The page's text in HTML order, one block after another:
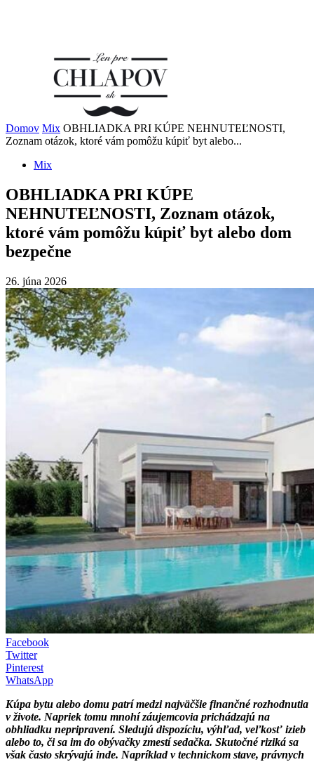
Domov Mix OBHLIADKA PRI KÚPE NEHNUTEĽNOSTI,
Zoznam otázok, ktoré vám pomôžu kúpiť byt alebo...
Mix
OBHLIADKA PRI KÚPE
NEHNUTEĽNOSTI, Zoznam otázok,
ktoré vám pomôžu kúpiť byt alebo dom
bezpečne
26. júna 2026
Facebook
Twitter
Pinterest
WhatsApp
Kúpa bytu alebo domu patrí medzi najväčšie finančné rozhodnutia
v živote. Napriek tomu mnohí záujemcovia prichádzajú na
obhliadku nepripravení. Sledujú dispozíciu, výhľad, veľkosť izieb
alebo to, či sa im do obývačky zmestí sedačka. Skutočné riziká sa
však často skrývajú inde. Napríklad v technickom stave, právnych